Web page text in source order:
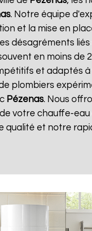
. Notre équipe
et la mise en
désagréments
en moins de
et adaptés à
plombiers
Pézenas. Nous
votre chauffe-
qualité et notre